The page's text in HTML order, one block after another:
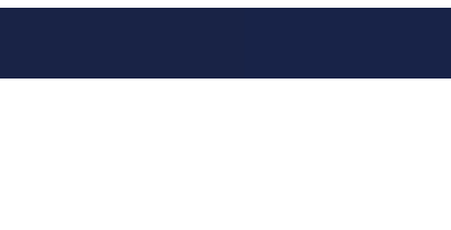
お気に入りブランド